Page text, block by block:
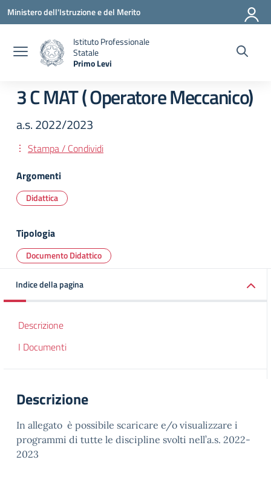
Vai ai contenuti
Vai al menu di navigazione
Vai al footer
Ministero dell'Istruzione e del Merito
Istituto Professionale
Statale
Primo Levi
3 C MAT ( Operatore Meccanico)
a.s. 2022/2023
Stampa / Condividi
Argomenti
Didattica
Tipologia
Documento Didattico
Indice della pagina
Descrizione
I Documenti
Descrizione
In allegato è possibile scaricare e/o visualizzare i
programmi di tutte le discipline svolti nell’a.s. 2022-
2023